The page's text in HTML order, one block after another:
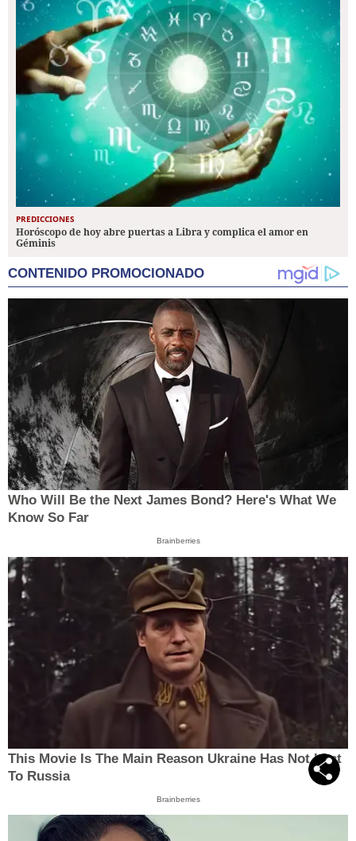
PREDICCIONES
Horóscopo de hoy abre puertas a Libra y complica el amor en
Géminis
CONTENIDO PROMOCIONADO
Who Will Be the Next James Bond? Here's What We
Know So Far
Brainberries
This Movie Is The Main Reason Ukraine Has Not Lost
To Russia
Brainberries